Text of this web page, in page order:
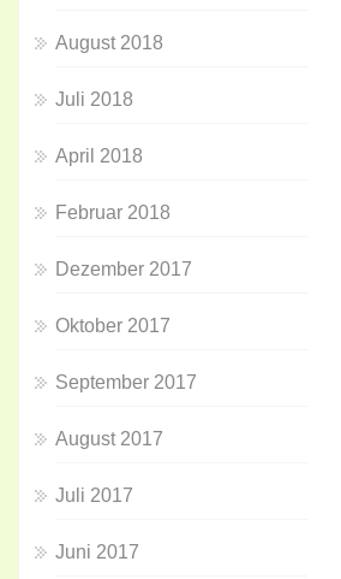
August 2018
Juli 2018
April 2018
Februar 2018
Dezember 2017
Oktober 2017
September 2017
August 2017
Juli 2017
Juni 2017